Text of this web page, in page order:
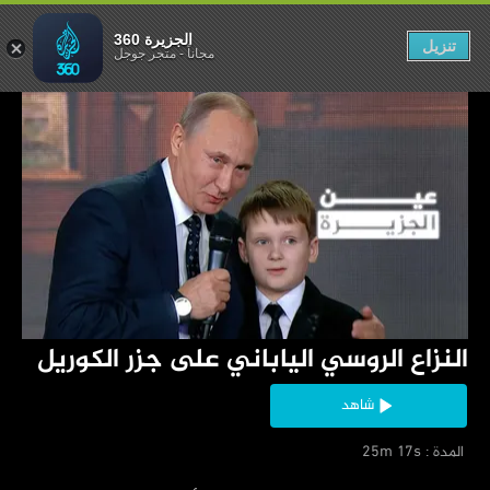
‏النزاع الروسي الياباني على جزر الكوريل
شاهد
‏ المدة : 25m 17s
على جزر الكوريل
الجزيرة 360
مجاناً-متجر جوجل تنزيل